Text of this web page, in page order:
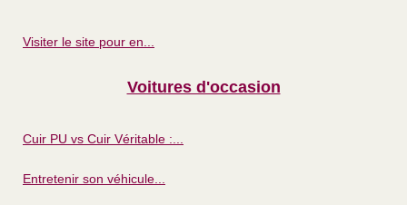
Visiter le site pour en...
Voitures d'occasion
Cuir PU vs Cuir Véritable :...
Entretenir son véhicule...